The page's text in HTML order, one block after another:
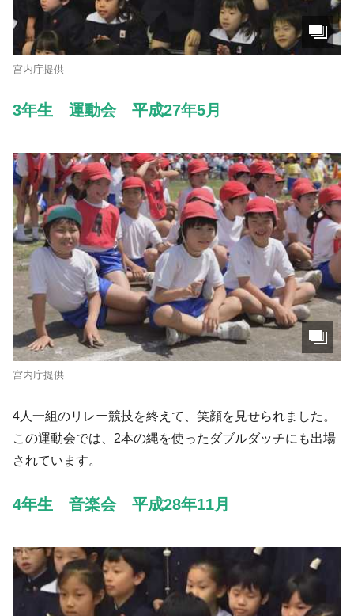
宮内庁提供
3年生 運動会 平成27年5月
宮内庁提供
4人一組のリレー競技を終えて、笑顔を見せられました。
この運動会では、2本の縄を使ったダブルダッチにも出場
されています。
4年生 音楽会 平成28年11月